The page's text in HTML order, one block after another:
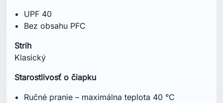
UPF 40
Bez obsahu PFC
Strih
Klasický
Starostlivosť o čiapku
Ručné pranie – maximálna teplota 40 °C